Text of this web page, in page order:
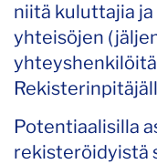
niitä kuluttajia
yhteisöjen
Potentiaalisilla
rekisteröidyistä